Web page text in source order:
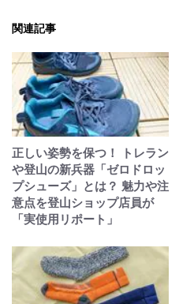
関連記事
正しい姿勢を保つ！ トレラン
や登山の新兵器「ゼロドロッ
プシューズ」とは？ 魅力や注
意点を登山ショップ店員が
「実使用リポート」